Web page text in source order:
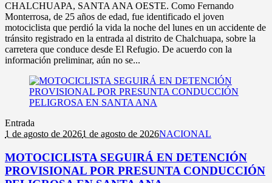
CHALCHUAPA, SANTA ANA OESTE. Como Fernando
Monterrosa, de 25 años de edad, fue identificado el joven
motociclista que perdió la vida la noche del lunes en un accidente de
tránsito registrado en la entrada al distrito de Chalchuapa, sobre la
carretera que conduce desde El Refugio. De acuerdo con la
información preliminar, aún no se...
Entrada
1 de agosto de 20261 de agosto de 2026NACIONAL
MOTOCICLISTA SEGUIRÁ EN DETENCIÓN
PROVISIONAL POR PRESUNTA CONDUCCIÓN